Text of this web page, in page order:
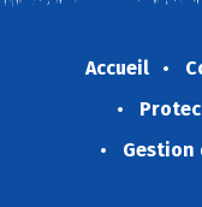
Accueil
Gestion